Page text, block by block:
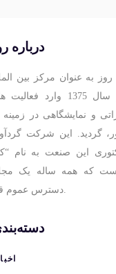
درباره
به عنوان مرکز بین
سنگ ایران از سال 1375
و نمایشگاهی در
گردید. این شرکت
این صنعت به نام
که همه ساله یک
دسترس عموم قرار می گیرد.